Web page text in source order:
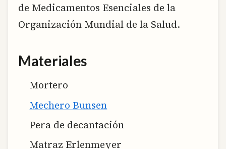
de Medicamentos Esenciales de la
Organización Mundial de la Salud.
Materiales
Mortero
Mechero Bunsen
Pera de decantación
Matraz Erlenmeyer